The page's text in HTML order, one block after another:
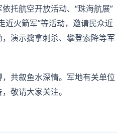
托航空开放活动、“珠海航展”
近火箭军”等活动，邀请民众近
演示擒拿刺杀、攀登索降等军
共叙鱼水深情。军地有关单位
敬请大家关注。